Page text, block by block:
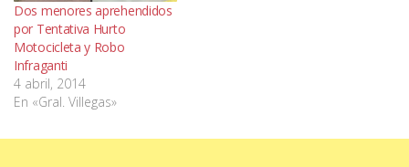
Dos menores aprehendidos
por Tentativa Hurto
Motocicleta y Robo
Infraganti
4 abril, 2014
En «Gral. Villegas»